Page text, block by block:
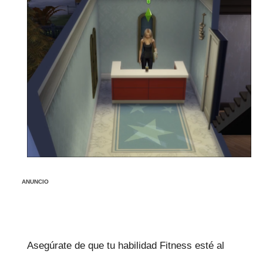
ANUNCIO
Asegúrate de que tu habilidad Fitness esté al